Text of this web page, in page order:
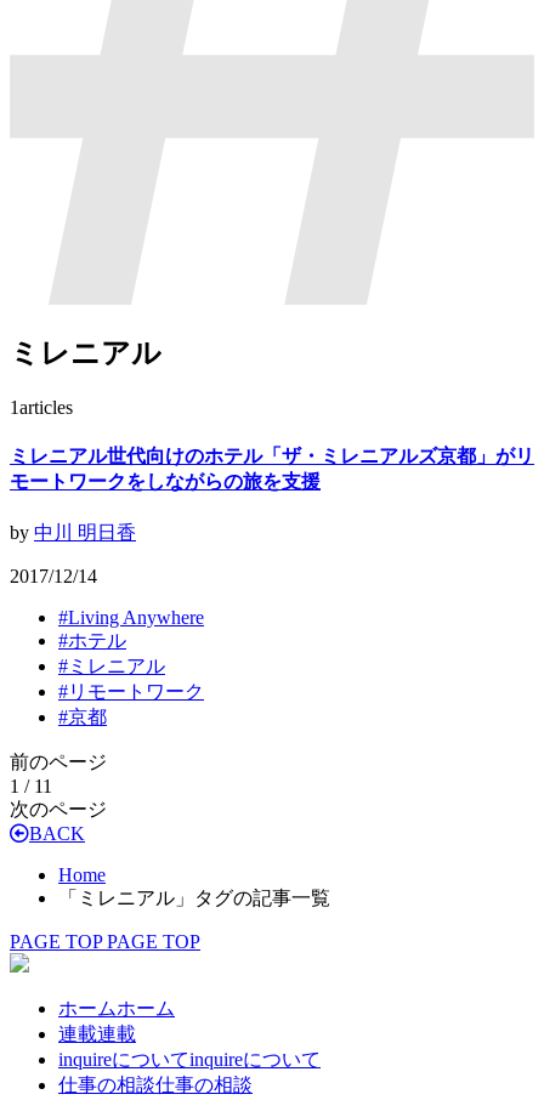
ミレニアル
1articles
ミレニアル世代向けのホテル「ザ・ミレニアルズ京都」がリ
モートワークをしながらの旅を支援
by 中川 明日香
2017/12/14
#Living Anywhere
#ホテル
# ミレニアル
#リモートワーク
#京都
前のページ
1 / 11
次のページ
BACK
Home
「ミレニアル」タグの記事一覧
PAGE TOP PAGE TOP
ホームホーム
連載連載
inquireについてinquireについて
仕事の相談仕事の相談